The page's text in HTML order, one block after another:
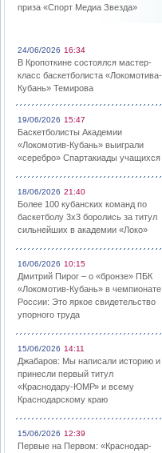
приза «Спорт Медиа Звезда»
24/06/2026 16:34
В Кропоткине состоялся мастер-
класс баскетболиста «Локомотива-
Кубань» Темирова
19/06/2026 15:47
Баскетболисты Академии
«Локомотив-Кубань» выиграли
«серебро» Спартакиады учащихся
18/06/2026 21:40
Более 100 кубанских команд по
баскетболу 3х3 боролись за титул
сильнейших в академии «Локо»
16/06/2026 10:15
Дмитрий Пирог – о «бронзе» ПБК
«Локомотив-Кубань» в чемпионате
России: Это яркое свидетельство
упорного труда
15/06/2026 14:11
Джабаров: Мы написали историю и
принесли первый титул
«Краснодару-ЮМР» и всему
Краснодарскому краю
15/06/2026 12:39
Первые на Первом: «Краснодар-